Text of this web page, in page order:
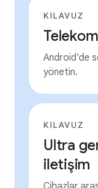
KILAVUZ
Android'de
yönetin.
KILAVUZ
Ultra
iletişim